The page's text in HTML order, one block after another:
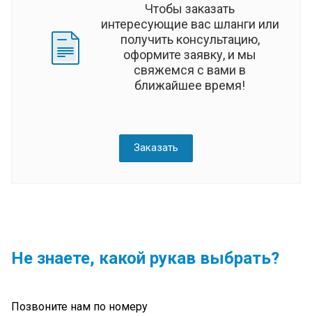
Чтобы заказать
интересующие вас шланги или
получить консультацию,
оформите заявку, и мы
свяжемся с вами в
ближайшее время!
Заказать
Не знаете, какой рукав выбрать?
Позвоните нам по номеру